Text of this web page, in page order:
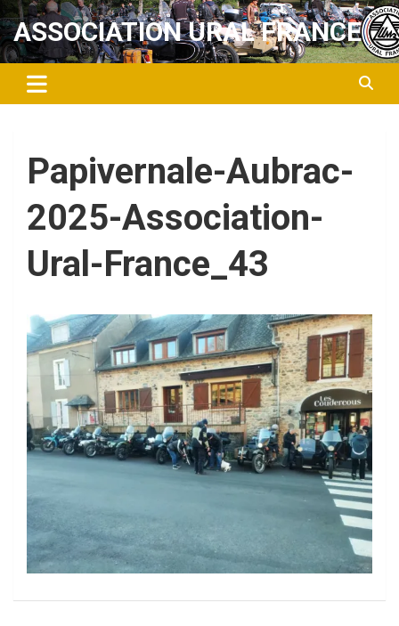
Aller
au
contenu
ASSOCIATION URAL FRANCE
Papivernale-Aubrac-
2025-Association-
Ural-France_43